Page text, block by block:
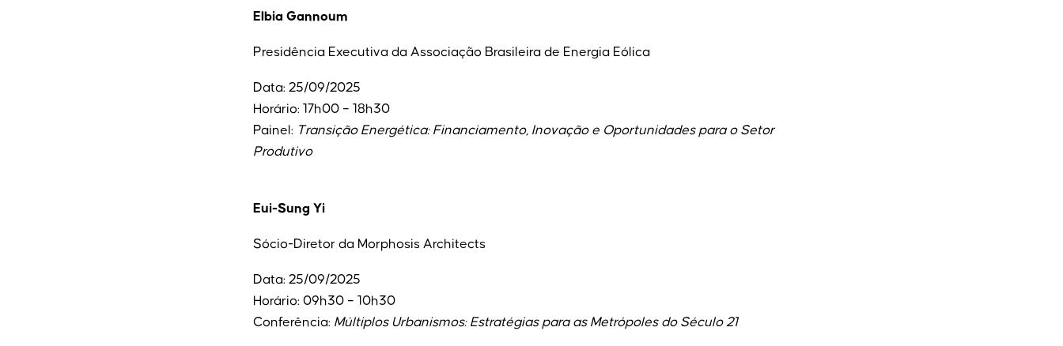
Elbia Gannoum
Presidência Executiva da Associação Brasileira de Energia Eólica
Data: 25/09/2025
Horário: 17h00 – 18h30
Painel: Transição Energética: Financiamento, Inovação e Oportunidades para o Setor
Produtivo
Eui-Sung Yi
Sócio-Diretor da Morphosis Architects
Data: 25/09/2025
Horário: 09h30 – 10h30
Conferência: Múltiplos Urbanismos: Estratégias para as Metrópoles do Século 21